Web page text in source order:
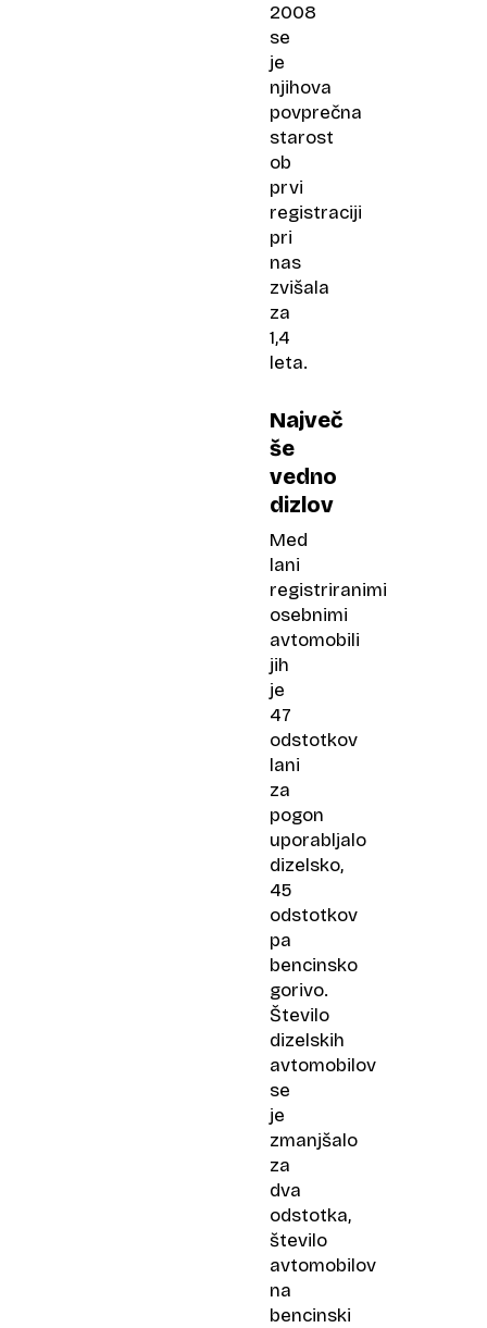
2008
se
je
njihova
povprečna
starost
ob
prvi
registraciji
pri
nas
zvišala
za
1,4
leta.
Največ
še
vedno
dizlov
Med
lani
registriranimi
osebnimi
avtomobili
jih
je
47
odstotkov
lani
za
pogon
uporabljalo
dizelsko,
45
odstotkov
pa
bencinsko
gorivo.
Število
dizelskih
avtomobilov
se
je
zmanjšalo
za
dva
odstotka,
število
avtomobilov
na
bencinski